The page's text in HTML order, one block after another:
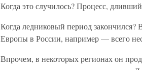
Когда это случилось? Процесс,
Когда ледниковый период закончился?
Европы в России, например — всего
Впрочем, в некоторых регионах он